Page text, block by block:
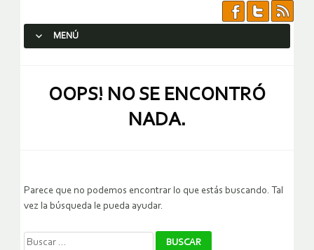
MENÚ
OOPS! NO SE ENCONTRÓ
NADA.
Parece que no podemos encontrar lo que estás buscando. Tal
vez la búsqueda le pueda ayudar.
Buscar: